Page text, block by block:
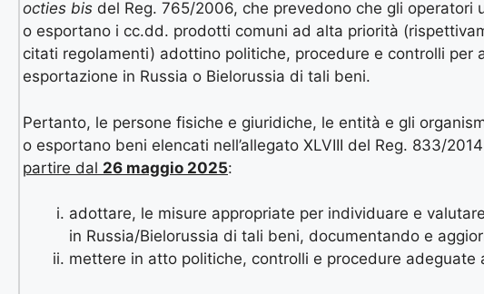
octies bis del Reg. 765/2006, che prevedono che gli
o esportano i cc.dd. prodotti comuni ad alta priorità
citati regolamenti) adottino politiche, procedure e controlli per
esportazione in Russia o Bielorussia di tali beni.
Pertanto, le persone fisiche e giuridiche, le entità e gli
o esportano beni elencati nell’allegato XLVIII del Reg. 833/
partire dal 26 maggio 2025:
adottare, le misure appropriate per individuare e
in Russia/Bielorussia di tali beni, documentando e
mettere in atto politiche, controlli e procedure